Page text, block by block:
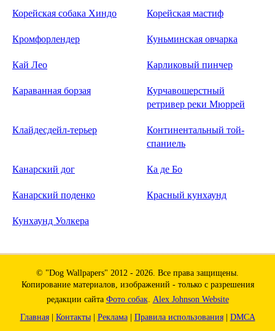
Корейская собака Хиндо Корейская мастиф
Кромфорлендер Куньминская овчарка
Кай Лео Карликовый пинчер
Караванная борзая
Курчавошерстный
ретривер реки Мюррей
Клайдесдейл-терьер
Континентальный той-
спаниель
Канарский дог Ка де Бо
Канарский поденко Красный кунхаунд
Кунхаунд Уолкера
© "Dog Wallpapers" 2012 - 2026. Все права защищены.
Копирование материалов, изображений - только с разрешения
редакции сайта Фото собак. Alex Johnson Website
Главная| Контакты| Реклама| Правила использования| DMCA